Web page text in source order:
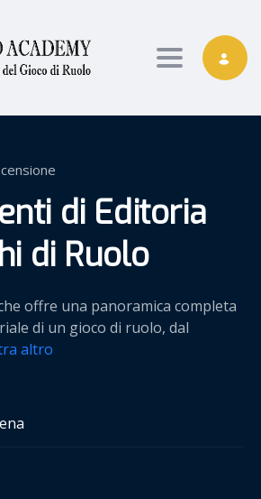
Toggle
di Editoria
di Ruolo
offre una panoramica completa
di un gioco di ruolo, dal
altro